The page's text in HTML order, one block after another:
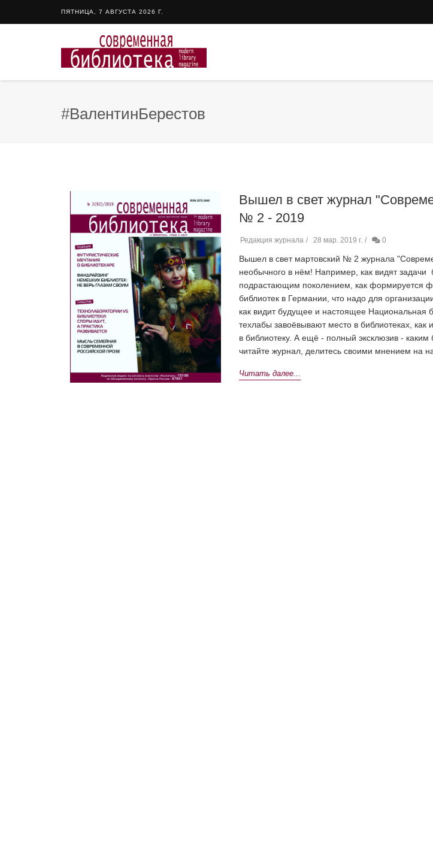
ПЯТНИЦА, 7 АВГУСТА 2026 Г.
#ВалентинБерестов
Вышел в свет журнал
№ 2 - 2019
Редакция журнала 28 мар. 2019 г. 0
Вышел в свет мартовский № 2 журнала
необычного в нём! Например, как видят
подрастающим поколением, как формируется
библиотек в Германии, что надо для
как видит будущее и настоящее Национальная
техлабы завоёвывают место в библиотеках,
в библиотеку. А ещё - полный эксклюзив - каким
читайте журнал, делитесь своими мнением на
Читать далее...